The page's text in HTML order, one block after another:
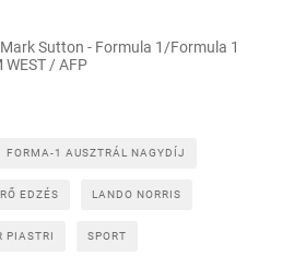
Sutton - Formula 1/Formula 1
/ AFP
FORMA-1 AUSZTRÁL NAGYDÍJ
EDZÉS LANDO NORRIS
PIASTRI SPORT